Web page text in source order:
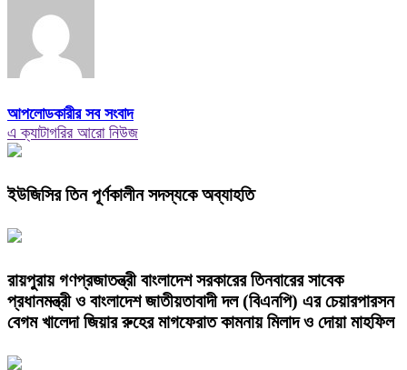
আপলোডকারীর সব সংবাদ
এ ক্যাটাগরির আরো নিউজ
ইউজিসির তিন পূর্ণকালীন সদস্যকে অব্যাহতি
রায়পুরায় গণপ্রজাতন্ত্রী বাংলাদেশ সরকারের তিনবারের সাবেক
প্রধানমন্ত্রী ও বাংলাদেশ জাতীয়তাবাদী দল (বিএনপি) এর চেয়ারপারসন
বেগম খালেদা জিয়ার রুহের মাগফেরাত কামনায় মিলাদ ও দোয়া মাহফিল